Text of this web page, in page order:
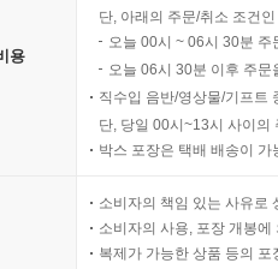
용
단, 아래의 주문/취소 조건
오늘 00시 ~ 06시 30분
오늘 06시 30분 이후 주
직수입 음반/영상물/기프트
단, 당일 00시~13시 사이의
박스 포장은 택배 배송이
소비자의 책임 있는 사유로
소비자의 사용, 포장 개봉
복제가 가능한 상품 등의